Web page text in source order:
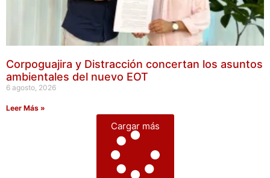
Corpoguajira y Distracción concertan los asuntos
ambientales del nuevo EOT
6 agosto, 2026
Leer Más »
Cargar más